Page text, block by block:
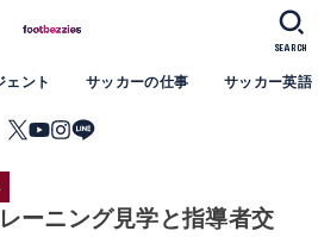
ェント サッカーの仕事 サッカー英語
SEARCH
ーニング見学と指導者交